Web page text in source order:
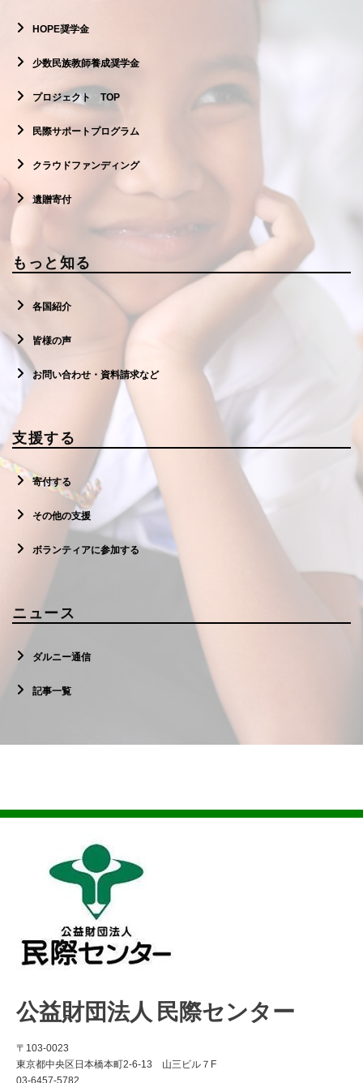
HOPE奨学金
少数民族教師養成奨学金
プロジェクト TOP
民際サポートプログラム
クラウドファンディング
遺贈寄付
もっと知る
各国紹介
皆様の声
お問い合わせ・資料請求など
支援する
寄付する
その他の支援
ボランティアに参加する
ニュース
ダルニー通信
記事一覧
公益財団法人 民際センター
〒103-0023
東京都中央区日本橋本町2-6-13 山三ビル７F